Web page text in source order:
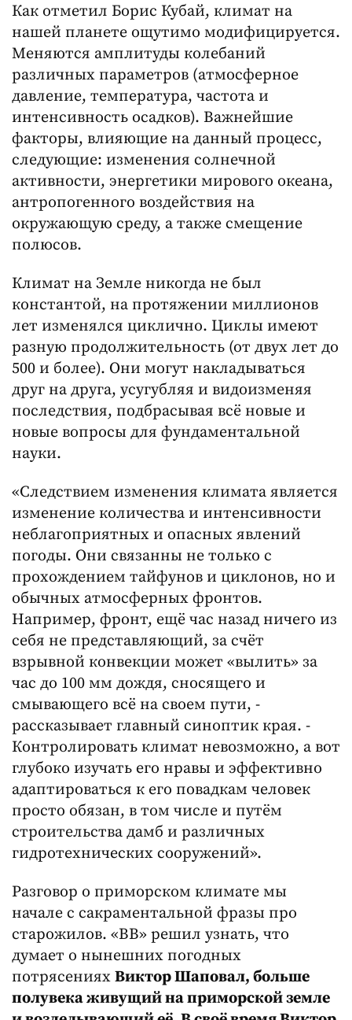
Как отметил Борис Кубай, климат на
нашей планете ощутимо модифицируется.
Меняются амплитуды колебаний
различных параметров (атмосферное
давление, температура, частота и
интенсивность осадков). Важнейшие
факторы, влияющие на данный процесс,
следующие: изменения солнечной
активности, энергетики мирового океана,
антропогенного воздействия на
окружающую среду, а также смещение
полюсов.
Климат на Земле никогда не был
константой, на протяжении миллионов
лет изменялся циклично. Циклы имеют
разную продолжительность (от двух лет до
500 и более). Они могут накладываться
друг на друга, усугубляя и видоизменяя
последствия, подбрасывая всё новые и
новые вопросы для фундаментальной
науки.
«Следствием изменения климата является
изменение количества и интенсивности
неблагоприятных и опасных явлений
погоды. Они связанны не только с
прохождением тайфунов и циклонов, но и
обычных атмосферных фронтов.
Например, фронт, ещё час назад ничего из
себя не представляющий, за счёт
взрывной конвекции может «вылить» за
час до 100 мм дождя, сносящего и
смывающего всё на своем пути, -
рассказывает главный синоптик края. -
Контролировать климат невозможно, а вот
глубоко изучать его нравы и эффективно
адаптироваться к его повадкам человек
просто обязан, в том числе и путём
строительства дамб и различных
гидротехнических сооружений».
Разговор о приморском климате мы
начале с сакраментальной фразы про
старожилов. «ВВ» решил узнать, что
думает о нынешних погодных
потрясениях Виктор Шаповал, больше
полувека живущий на приморской земле